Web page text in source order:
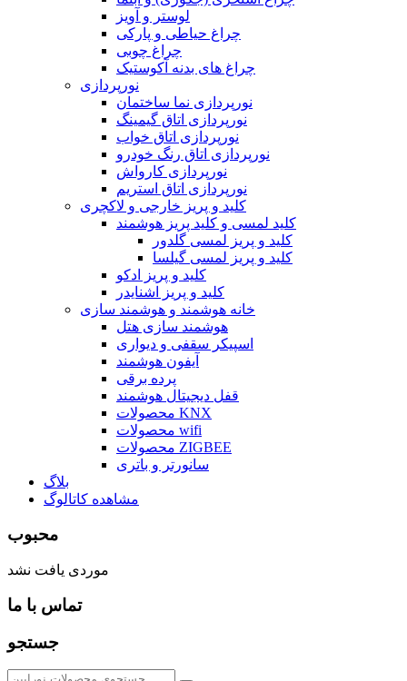
لوستر و آویز
چراغ حیاطی و پارکی
چراغ چوبی
چراغ های بدنه آکوستیک
نورپردازی
نورپردازی نما ساختمان
نورپردازی اتاق گیمینگ
نورپردازی اتاق خواب
نورپردازی اتاق رنگ خودرو
نورپردازی کارواش
نورپردازی اتاق استریم
کلید و پریز خارجی و لاکچری
کلید لمسی و کلید پریز هوشمند
کلید و پریز لمسی گلدور
کلید و پریز لمسی گیلسا
کلید و پریز ادکو
کلید و پریز اشنایدر
خانه هوشمند و هوشمند سازی
هوشمند سازی هتل
اسپیکر سقفی و دیواری
آیفون هوشمند
پرده برقی
قفل دیجیتال هوشمند
محصولات KNX
محصولات wifi
محصولات ZIGBEE
سانورتر و باتری
بلاگ
مشاهده کاتالوگ
محبوب
موردی یافت نشد
تماس با ما
جستجو